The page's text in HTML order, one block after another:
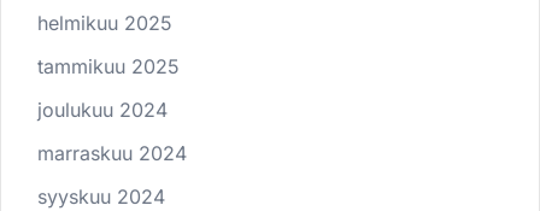
helmikuu 2025
tammikuu 2025
joulukuu 2024
marraskuu 2024
syyskuu 2024